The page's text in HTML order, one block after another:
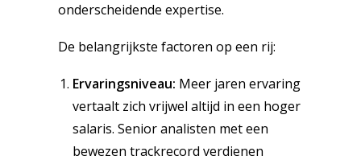
onderscheidende expertise.
De belangrijkste factoren op een rij:
Ervaringsniveau: Meer jaren ervaring
vertaalt zich vrijwel altijd in een hoger
salaris. Senior analisten met een
bewezen trackrecord verdienen